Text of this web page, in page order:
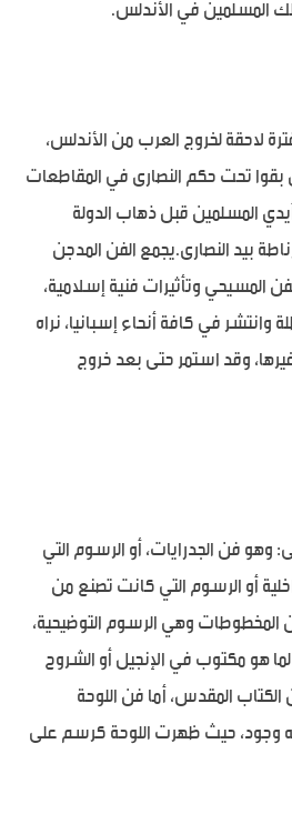
لاحقة لخروج العرب من الأندلس،
بقوا تحت حكم النصارى في المقاطعات
المسلمين قبل ذهاب الدولة
بيد النصارى.يجمع الفن المدجن
المسيحي وتأثيرات فنية إسلامية،
وانتشر في كافة أنحاء إسبانيا، نراه
وقد استمر حتى بعد خروج
فن الجدرايات، أو الرسوم التي
أو الرسوم التي كانت تصنع من
وهي الرسوم التوضيحية،
هو مكتوب في الإنجيل أو الشروح
المقدس، أما فن اللوحة
وجود، حيث ظهرت اللوحة كرسم على